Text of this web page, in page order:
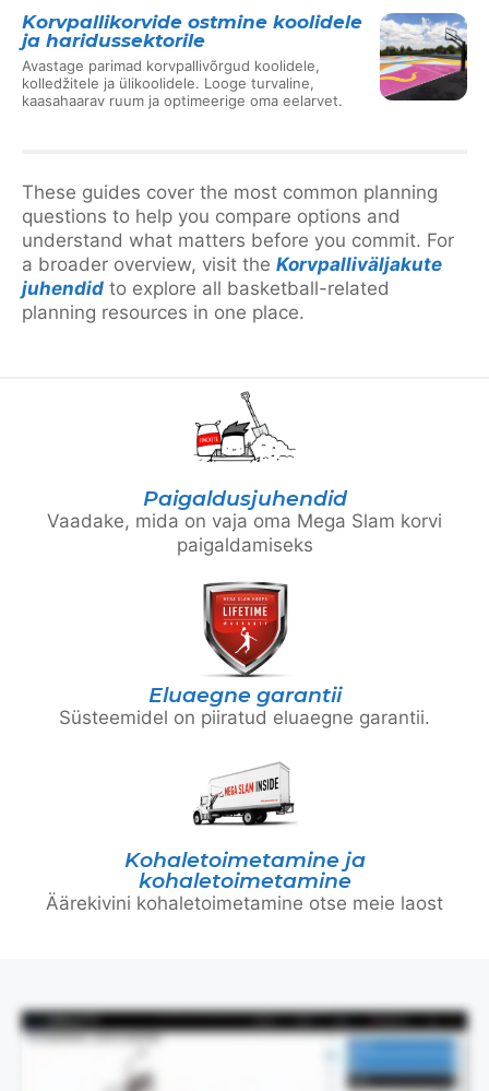
Korvpallikorvide ostmine koolidele
ja haridussektorile
Avastage parimad korvpallivõrgud koolidele,
kolledžitele ja ülikoolidele. Looge turvaline,
kaasahaarav ruum ja optimeerige oma eelarvet.
These guides cover the most common planning
questions to help you compare options and
understand what matters before you commit. For
a broader overview, visit the Korvpalliväljakute
juhendid to explore all basketball-related
planning resources in one place.
Paigaldusjuhendid
Vaadake, mida on vaja oma Mega Slam korvi
paigaldamiseks
Eluaegne garantii
Süsteemidel on piiratud eluaegne garantii.
Kohaletoimetamine ja
kohaletoimetamine
Äärekivini kohaletoimetamine otse meie laost
See video tutvustab disainiprotsessi visuaalselt ja ei sisalda kõnet.